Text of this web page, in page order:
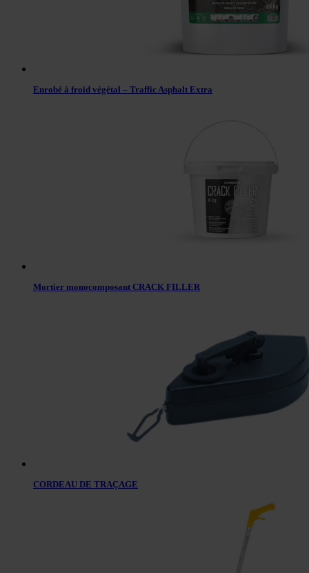
Enrobé à froid végétal – Traffic Asphalt Extra
Mortier monocomposant CRACK FILLER
CORDEAU DE TRAÇAGE